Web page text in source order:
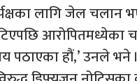
लागि जेल चलान
आरोपितमध्येका
पठाएका हौं,’ उनले भने